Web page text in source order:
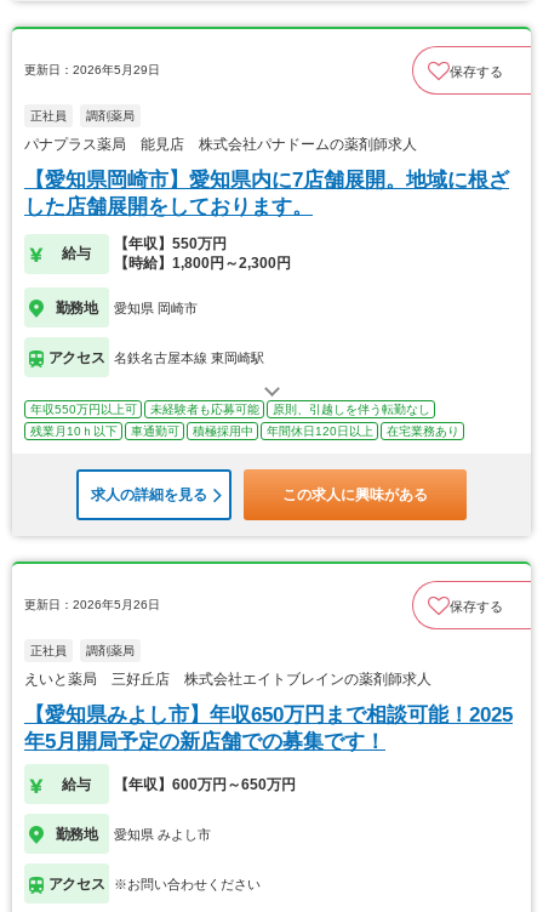
更新日：2026年5月29日 保存する
正社員 調剤薬局
パナプラス薬局 能見店 株式会社パナドームの薬剤師求人
【愛知県岡崎市】愛知県内に7店舗展開。地域に根ざ
した店舗展開をしております。
給与
【年収】550万円
【時給】1,800円～2,300円
勤務地 愛知県 岡崎市
アクセス 名鉄名古屋本線 東岡崎駅
年収550万円以上可 未経験者も応募可能
原則、引越しを伴う転勤なし
残業月10ｈ以下
車通勤可 積極採用中 年間休日120日以上 在宅業務あり
求人の詳細を見る この求人に興味がある
更新日：2026年5月26日 保存する
正社員 調剤薬局
えいと薬局 三好丘店 株式会社エイトブレインの薬剤師求人
【愛知県みよし市】年収650万円まで相談可能！2025
年5月開局予定の新店舗での募集です！
給与 【年収】600万円～650万円
勤務地 愛知県 みよし市
アクセス ※お問い合わせください